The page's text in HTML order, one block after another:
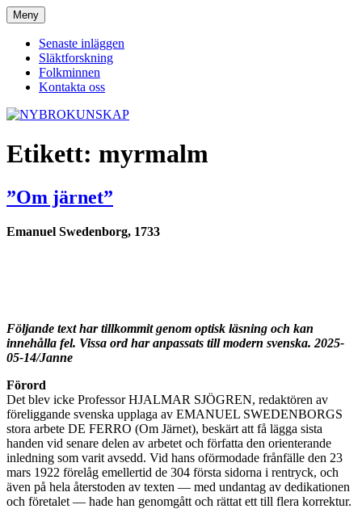
Hoppa
till
innehåll
NYBROKUNSKAP
Meny
Senaste inläggen
Släktforskning
Folkminnen
Kontakta oss
Etikett: myrmalm
”Om järnet”
Emanuel Swedenborg, 1733
Följande text har tillkommit genom optisk läsning och kan
innehålla fel. Vissa ord har anpassats till modern svenska. 2025-
05-14/Janne
Förord
Det blev icke Professor HJALMAR SJÖGREN, redaktören av
föreliggande svenska upplaga av EMANUEL SWEDENBORGS
stora arbete DE FERRO (Om Järnet), beskärt att få lägga sista
handen vid senare delen av arbetet och författa den orienterande
inledning som varit avsedd. Vid hans oförmodade frånfälle den 23
mars 1922 förelåg emellertid de 304 första sidorna i rentryck, och
även på hela återstoden av texten — med undantag av dedikationen
och företalet — hade han genomgått och rättat ett till flera korrektur.